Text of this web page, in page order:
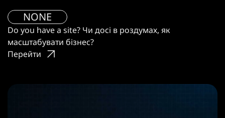
NONE
Do you have a site? Чи досі в роздумах, як
масштабувати бізнес?
Перейти